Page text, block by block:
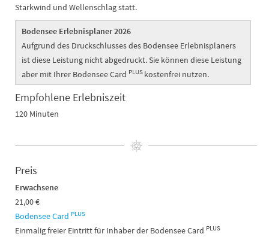
Starkwind und Wellenschlag statt.
Bodensee Erlebnisplaner 2026
Aufgrund des Druckschlusses des Bodensee Erlebnisplaners
ist diese Leistung nicht abgedruckt. Sie können diese Leistung
aber mit Ihrer Bodensee Card PLUS kostenfrei nutzen.
Empfohlene Erlebniszeit
120 Minuten
Preis
Erwachsene
21,00 €
Bodensee Card PLUS
Einmalig freier Eintritt für Inhaber der Bodensee Card PLUS